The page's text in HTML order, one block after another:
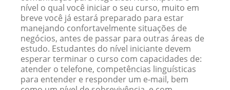
nível o qual você iniciar o seu curso, muito em
breve você já estará preparado para estar
manejando confortavelmente situações de
negócios, antes de passar para outras áreas de
estudo. Estudantes do nível iniciante devem
esperar terminar o curso com capacidades de:
atender o telefone, competências linguísticas
para entender e responder um e-mail, bem